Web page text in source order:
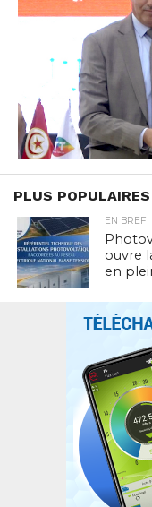
PLUS POPULAIRES
EN BREF
ouvre
en